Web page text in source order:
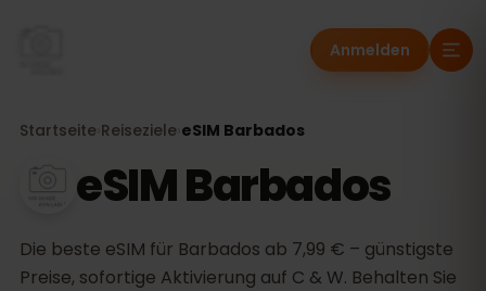
Anmelden
Startseite Reiseziele eSIM Barbados
eSIM Barbados
Die beste eSIM für Barbados ab 7,99 € – günstigste
Preise, sofortige Aktivierung auf C & W. Behalten Sie